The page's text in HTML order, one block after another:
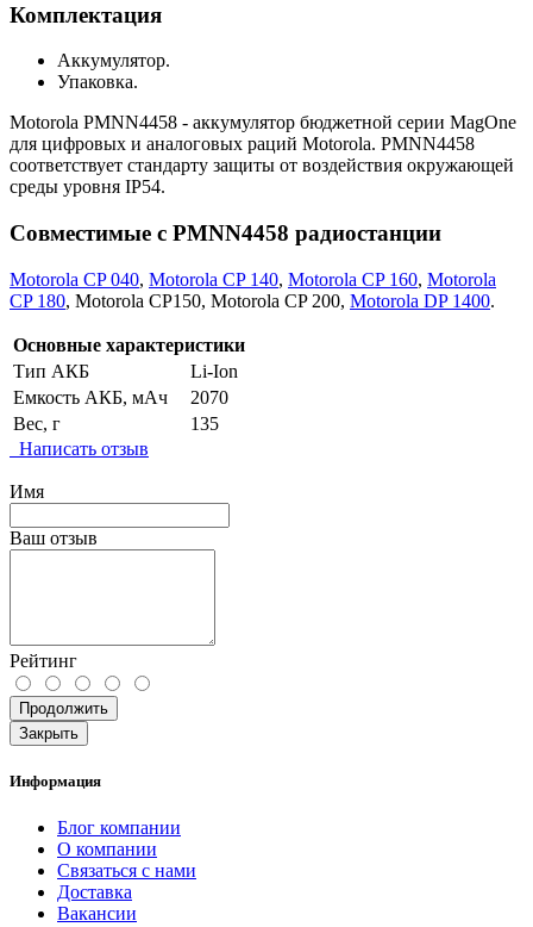
Комплектация
Аккумулятор.
Упаковка.
Motorola PMNN4458 - аккумулятор бюджетной серии MagOne
для цифровых и аналоговых раций Motorola. PMNN4458
соответствует стандарту защиты от воздействия окружающей
среды уровня IP54.
Совместимые с PMNN4458 радиостанции
Motorola CP 040, Motorola CP 140, Motorola CP 160, Motorola
CP 180, Motorola CP150, Motorola CP 200, Motorola DP 1400.
Основные характеристики
Тип АКБ
Li-Ion
Емкость АКБ, мАч
2070
Вес, г
135
Написать отзыв
Имя
Ваш отзыв
Рейтинг
Продолжить
Закрыть
Информация
Блог компании
О компании
Связаться с нами
Доставка
Вакансии